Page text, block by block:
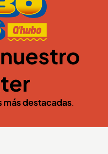
más destacadas.